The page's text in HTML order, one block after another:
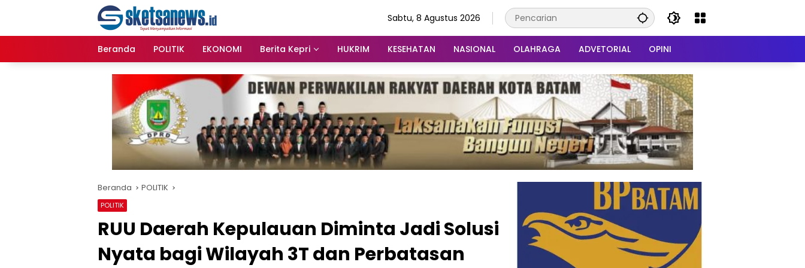
Sabtu, 8 Agustus 2026
Beranda POLITIK EKONOMI Berita Kepri HUKRIM KESEHATAN NASIONAL OLAHRAGA ADVETORIAL OPINI
Beranda POLITIK
POLITIK
RUU Daerah Kepulauan Diminta Jadi Solusi
Nyata bagi Wilayah 3T dan Perbatasan